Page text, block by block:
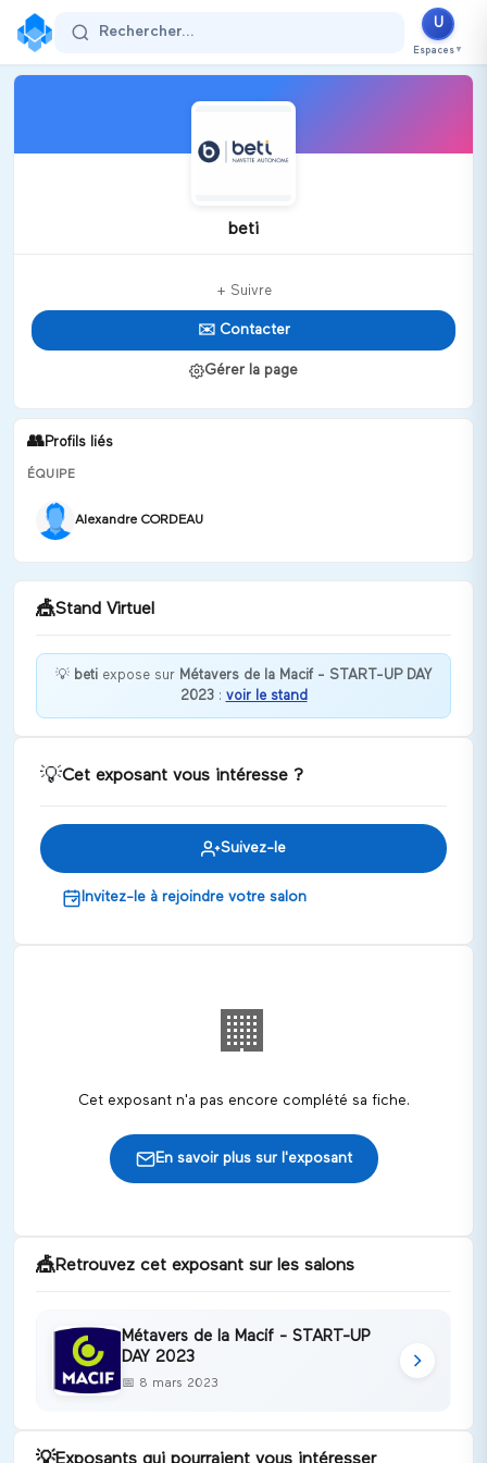
Rechercher...
U
Espaces ▼
beti
+ Suivre
✉️ Contacter
Gérer la page
👥Profils liés
ÉQUIPE
Alexandre CORDEAU
🎪Stand Virtuel
Bienvenue chez beti !
💡 beti expose sur Métavers de la Macif - START-UP DAY
2023: voir le stand
💡Cet exposant vous intéresse ?
Suivez-le
Invitez-le à rejoindre votre salon
🏢
Cet exposant n'a pas encore complété sa fiche.
En savoir plus sur l'exposant
🎪Retrouvez cet exposant sur les salons
Métavers de la Macif - START-UP
DAY 2023
📅 8 mars 2023